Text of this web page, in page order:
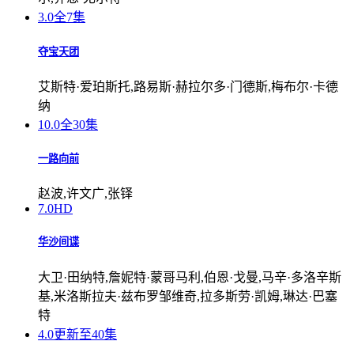
3.0全7集
夺宝天团
艾斯特·爱珀斯托,路易斯·赫拉尔多·门德斯,梅布尔·卡德
纳
10.0全30集
一路向前
赵波,许文广,张铎
7.0HD
华沙间谍
大卫·田纳特,詹妮特·蒙哥马利,伯恩·戈曼,马辛·多洛辛斯
基,米洛斯拉夫·兹布罗邹维奇,拉多斯劳·凯姆,琳达·巴塞
特
4.0更新至40集